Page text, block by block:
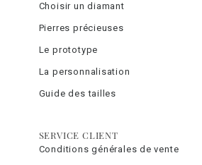
Choisir un diamant
Pierres précieuses
Le prototype
La personnalisation
Guide des tailles
SERVICE CLIENT
Conditions générales de vente